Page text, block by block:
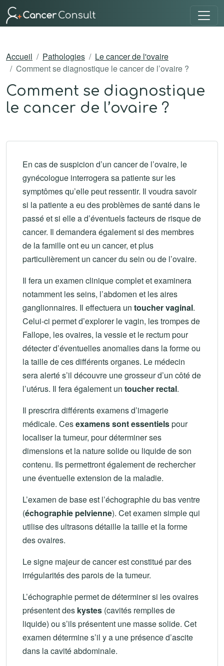
Accueil Pathologies
Le cancer de l'ovaire
Comment se diagnostique le cancer de l’ovaire ?
Comment se diagnostique
le cancer de l’ovaire ?
En cas de suspicion d’un cancer de l’ovaire, le
gynécologue interrogera sa patiente sur les
symptômes qu’elle peut ressentir. Il voudra savoir
si la patiente a eu des problèmes de santé dans le
passé et si elle a d’éventuels facteurs de risque de
cancer. Il demandera également si des membres
de la famille ont eu un cancer, et plus
particulièrement un cancer du sein ou de l’ovaire.
Il fera un examen clinique complet et examinera
notamment les seins, l’abdomen et les aires
ganglionnaires. Il effectuera un toucher vaginal.
Celui-ci permet d’explorer le vagin, les trompes de
Fallope, les ovaires, la vessie et le rectum pour
détecter d’éventuelles anomalies dans la forme ou
la taille de ces différents organes. Le médecin
sera alerté s’il découvre une grosseur d’un côté de
l’utérus. Il fera également un toucher rectal.
Il prescrira différents examens d’imagerie
médicale. Cesexamens sont essentielspour
localiser la tumeur, pour déterminer ses
dimensions et la nature solide ou liquide de son
contenu. Ils permettront également de rechercher
une éventuelle extension de la maladie.
L’examen de base est l’échographie du bas ventre
(échographie pelvienne). Cet examen simple qui
utilise des ultrasons détaille la taille et la forme
des ovaires.
Le signe majeur de cancer est constitué par des
irrégularités des parois de la tumeur.
L’échographie permet de déterminer si les ovaires
présentent des kystes (cavités remplies de
liquide) ou s’ils présentent une masse solide. Cet
examen détermine s’il y a une présence d’ascite
dans la cavité abdominale.